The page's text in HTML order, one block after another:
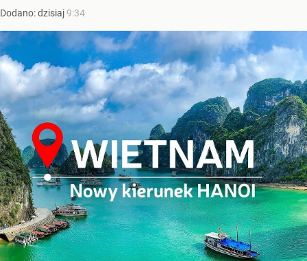
Dodano:dzisiaj9:34